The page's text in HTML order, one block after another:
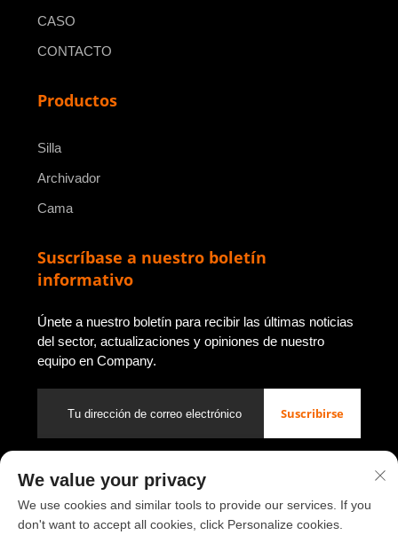
CASO
CONTACTO
Productos
Silla
Archivador
Cama
Suscríbase a nuestro boletín
informativo
Únete a nuestro boletín para recibir las últimas noticias
del sector, actualizaciones y opiniones de nuestro
equipo en Company.
Suscribirse
Derechos de autor © 2026 de Luoyang Youbao Office Furniture
Co., Ltd.
Política de privacidad
We value your privacy
We use cookies and similar tools to provide our services. If you
don't want to accept all cookies, click Personalize cookies.